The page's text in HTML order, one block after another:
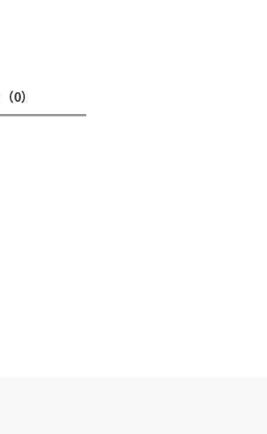
（0）